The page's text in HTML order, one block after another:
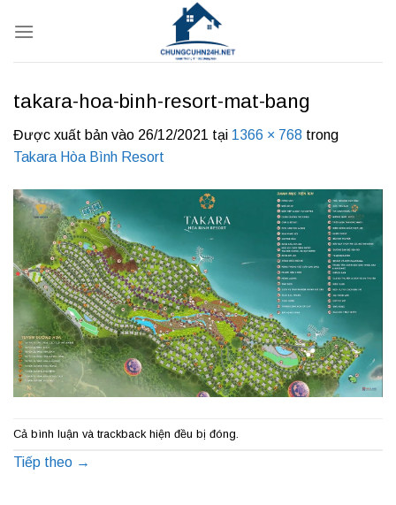
qua
takara-hoa-binh-resort-mat-bang
Được xuất bản vào 26/12/2021 tại 1366 × 768 trong
Takara Hòa Bình Resort
Cả bình luận và trackback hiện đều bị đóng.
Tiếp theo →